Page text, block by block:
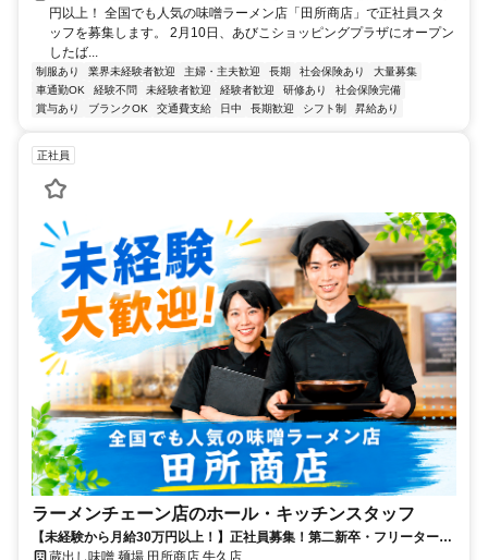
円以上！ 全国でも人気の味噌ラーメン店「田所商店」で正社員スタ
ッフを募集します。 2月10日、あびこショッピングプラザにオープン
したば...
制服あり 業界未経験者歓迎 主婦・主夫歓迎 長期 社会保険あり
大量募集
車通勤OK
経験不問 未経験者歓迎 経験者歓迎 研修あり
社会保険完備
賞与あり
ブランクOK 交通費支給 日中 長期歓迎 シフト制 昇給あり
正社員
ラーメンチェーン店のホール・キッチンスタッフ
【未経験から月給30万円以上！】正社員募集！第二新卒・フリーター・
異業種からの転職も大歓迎！
蔵出し味噌 麺場 田所商店 牛久店